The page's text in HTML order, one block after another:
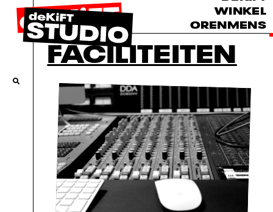
WINKEL
ORENMENS
FACILITEITEN